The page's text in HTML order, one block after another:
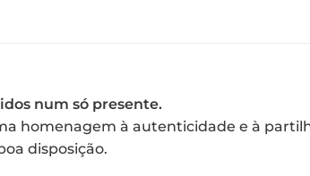
num só presente.
homenagem à autenticidade e à
disposição.